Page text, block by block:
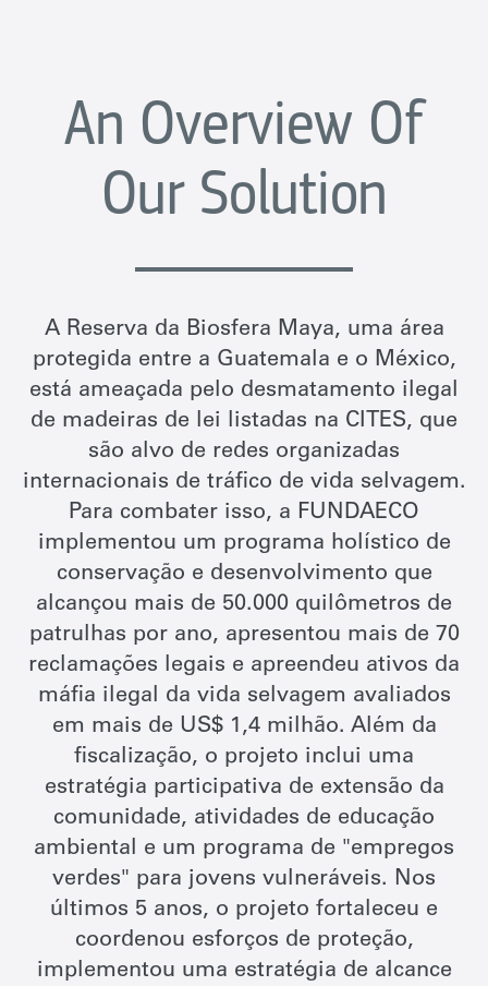
An Overview Of
Our Solution
A Reserva da Biosfera Maya, uma área
protegida entre a Guatemala e o México,
está ameaçada pelo desmatamento ilegal
de madeiras de lei listadas na CITES, que
são alvo de redes organizadas
internacionais de tráfico de vida selvagem.
Para combater isso, a FUNDAECO
implementou um programa holístico de
conservação e desenvolvimento que
alcançou mais de 50.000 quilômetros de
patrulhas por ano, apresentou mais de 70
reclamações legais e apreendeu ativos da
máfia ilegal da vida selvagem avaliados
em mais de US$ 1,4 milhão. Além da
fiscalização, o projeto inclui uma
estratégia participativa de extensão da
comunidade, atividades de educação
ambiental e um programa de "empregos
verdes" para jovens vulneráveis. Nos
últimos 5 anos, o projeto fortaleceu e
coordenou esforços de proteção,
implementou uma estratégia de alcance